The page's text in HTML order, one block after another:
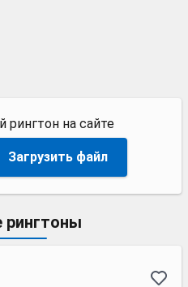
рингтон на сайте
Загрузить файл